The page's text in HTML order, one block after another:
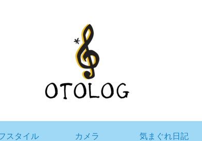
スタイル カメラ 気まぐれ日記